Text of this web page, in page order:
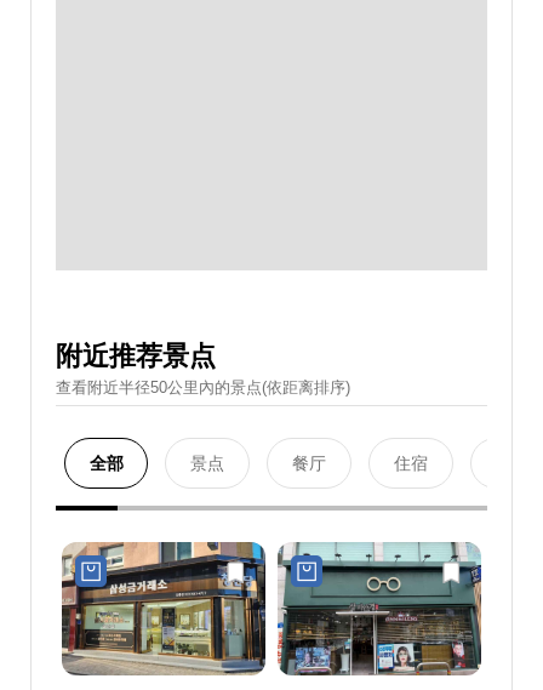
附近推荐景点
查看附近半径50公里內的景点(依距离排序)
全部 景点 餐厅 住宿